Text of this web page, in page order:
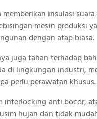
memberikan insulasi
mesin produksi
dengan atap biasa.
juga tahan terhadap
di lingkungan industri,
perlu perawatan khusus.
interlocking anti bocor,
hujan dan tidak